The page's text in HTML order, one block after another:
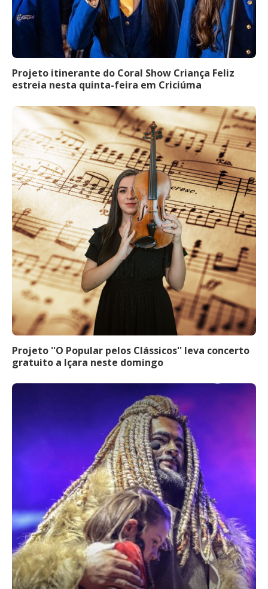
Projeto itinerante do Coral Show Criança Feliz
estreia nesta quinta-feira em Criciúma
Projeto ''O Popular pelos Clássicos'' leva concerto
gratuito a Içara neste domingo